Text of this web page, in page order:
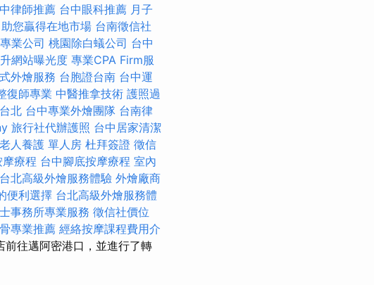
律師推薦 台中眼科推薦 月子
您贏得在地市場 台南徵信社
業公司 桃園除白蟻公司 台中
網站曝光度 專業CPA Firm服
外燴服務 台胞證台南 台中運
復師專業 中醫推拿技術 護照過
北 台中專業外燴團隊 台南律
旅行社代辦護照 台中居家清潔
老人養護 單人房 杜拜簽證 徵信
療程 台中腳底按摩療程 室內
台北高級外燴服務體驗 外燴廠商
便利選擇 台北高級外燴服務體
事務所專業服務 徵信社價位
專業推薦 經絡按摩課程費用介
前往邁阿密港口，並進行了轉